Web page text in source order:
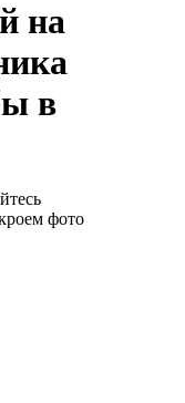
на
в
фото